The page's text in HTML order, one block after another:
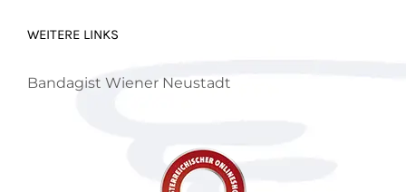
WEITERE LINKS
Bandagist Wiener Neustadt